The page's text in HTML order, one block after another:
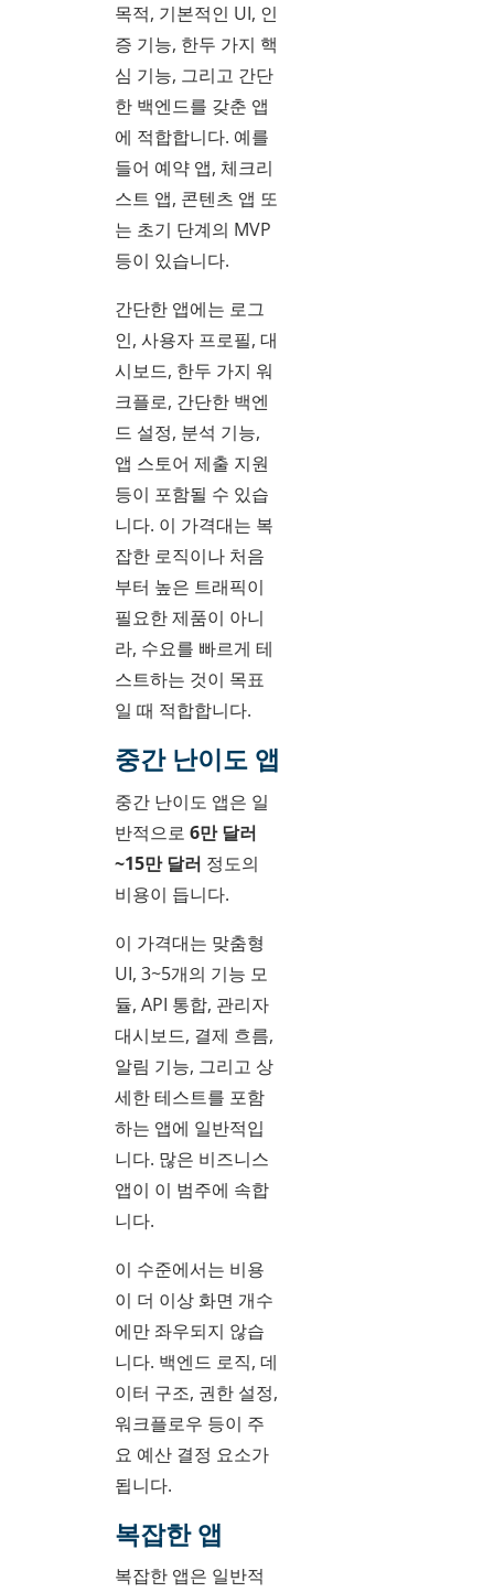
목적, 기본적인 UI, 인
증 기능, 한두 가지 핵
심 기능, 그리고 간단
한 백엔드를 갖춘 앱
에 적합합니다. 예를
들어 예약 앱, 체크리
스트 앱, 콘텐츠 앱 또
는 초기 단계의 MVP
등이 있습니다.
간단한 앱에는 로그
인, 사용자 프로필, 대
시보드, 한두 가지 워
크플로, 간단한 백엔
드 설정, 분석 기능,
앱 스토어 제출 지원
등이 포함될 수 있습
니다. 이 가격대는 복
잡한 로직이나 처음
부터 높은 트래픽이
필요한 제품이 아니
라, 수요를 빠르게 테
스트하는 것이 목표
일 때 적합합니다.
중간 난이도 앱
중간 난이도 앱은 일
반적으로 6만 달러
~15만 달러 정도의
비용이 듭니다.
이 가격대는 맞춤형
UI, 3~5개의 기능 모
듈, API 통합, 관리자
대시보드, 결제 흐름,
알림 기능, 그리고 상
세한 테스트를 포함
하는 앱에 일반적입
니다. 많은 비즈니스
앱이 이 범주에 속합
니다.
이 수준에서는 비용
이 더 이상 화면 개수
에만 좌우되지 않습
니다. 백엔드 로직, 데
이터 구조, 권한 설정,
워크플로우 등이 주
요 예산 결정 요소가
됩니다.
복잡한 앱
복잡한 앱은 일반적